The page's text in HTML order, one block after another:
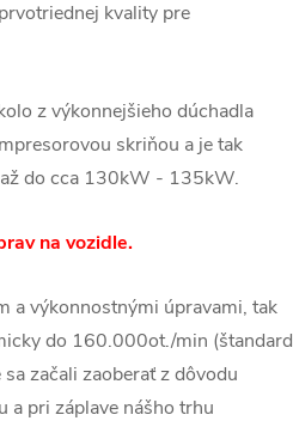
kvality pre
z výkonnejšieho dúchadla
skriňou a je tak
do cca 130kW - 135kW.
na vozidle.
a výkonnostnými úpravami, tak
do 160.000ot./min (štandard
začali zaoberať z dôvodu
a pri záplave nášho trhu